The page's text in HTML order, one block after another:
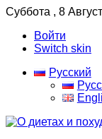
Суббота , 8
Войти
Switch skin
Русский